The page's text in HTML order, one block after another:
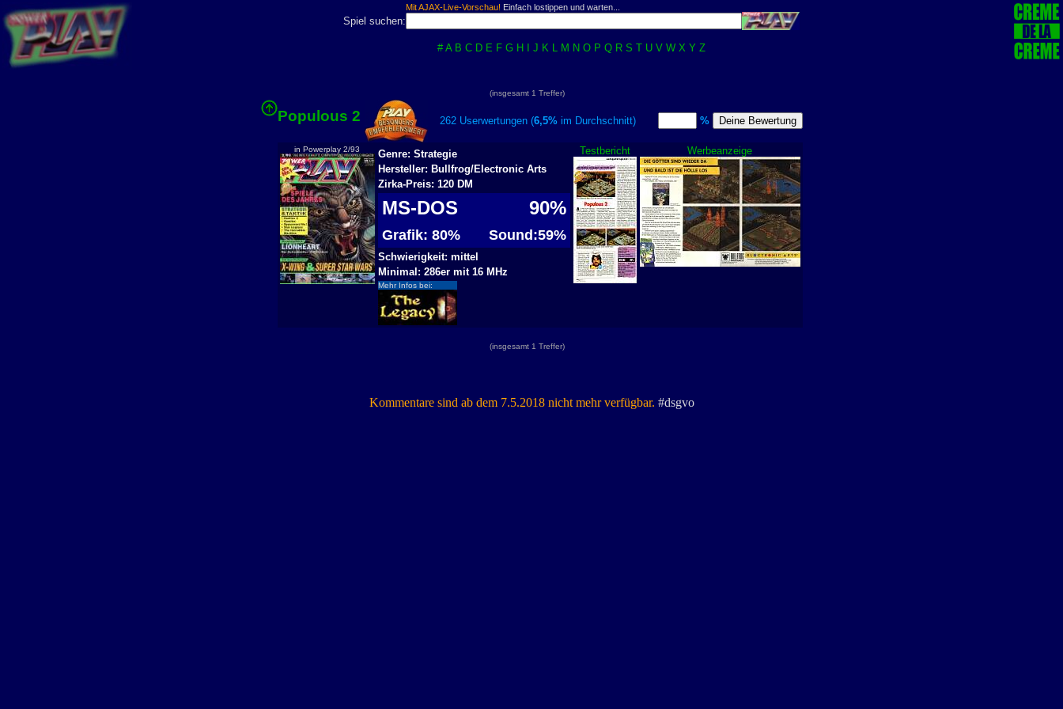
Mit AJAX-Live-Vorschau! Einfach lostippen und warten...
Spiel suchen:
# A B C D E F G H J K L M N O P Q R S T U V W X Y Z
(insgesamt 1 Treffer)
Populous 2 262 Userwertungen (6,5%im Durchschnitt) %
in Powerplay 2/93 Testbericht Werbeanzeige
Genre: Strategie
Hersteller: Bullfrog/Electronic Arts
Zirka-Preis: 120 DM
MS-DOS 90%
Grafik: 80% Sound:59%
Schwierigkeit: mittel
Minimal: 286er mit 16 MHz
Mehr Infos bei:
(insgesamt 1 Treffer)
Kommentare sind ab dem 7.5.2018 nicht mehr verfügbar. #dsgvo